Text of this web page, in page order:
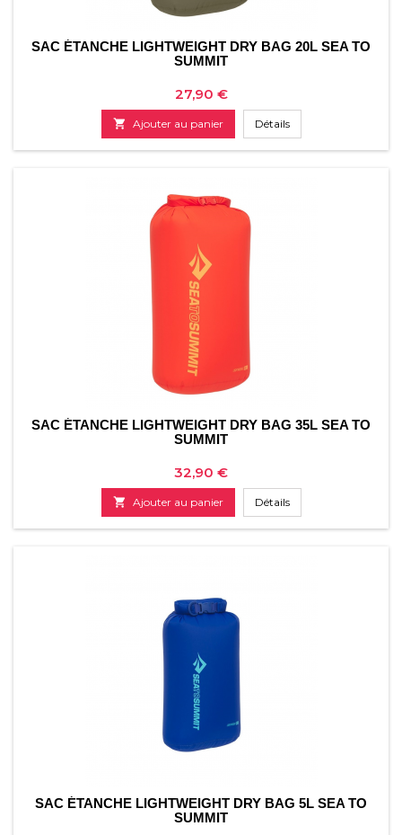
SAC ÉTANCHE LIGHTWEIGHT DRY BAG 20L SEA TO
SUMMIT
Prix
27,90 €
 Ajouter au panier Détails
SAC ÉTANCHE LIGHTWEIGHT DRY BAG 35L SEA TO
SUMMIT
Prix
32,90 €
 Ajouter au panier Détails
SAC ÉTANCHE LIGHTWEIGHT DRY BAG 5L SEA TO
SUMMIT